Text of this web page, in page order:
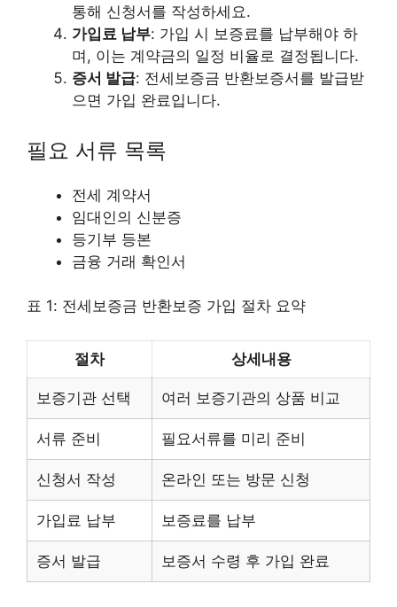
통해 신청서를 작성하세요.
가입료 납부: 가입 시 보증료를 납부해야 하
며, 이는 계약금의 일정 비율로 결정됩니다.
증서 발급: 전세보증금 반환보증서를 발급받
으면 가입 완료입니다.
필요 서류 목록
전세 계약서
임대인의 신분증
등기부 등본
금융 거래 확인서
표 1: 전세보증금 반환보증 가입 절차 요약
절차 상세내용
보증기관 선택 여러 보증기관의 상품 비교
서류 준비 필요서류를 미리 준비
신청서 작성 온라인 또는 방문 신청
가입료 납부 보증료를 납부
증서 발급 보증서 수령 후 가입 완료